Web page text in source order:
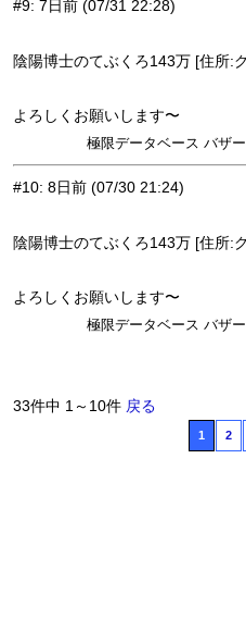
#9: 7日前 (07/31 22:28)
陰陽博士のてぶくろ143万 [住所:
よろしくお願いします〜
極限データベース バザ
#10: 8日前 (07/30 21:24)
陰陽博士のてぶくろ143万 [住所:
よろしくお願いします〜
極限データベース バザ
33件中 1～10件 戻る
1 2